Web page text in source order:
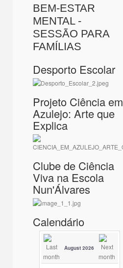
BEM-ESTAR
MENTAL -
SESSÃO PARA
FAMÍLIAS
Desporto Escolar
Projeto Ciência em
Azulejo: Arte que
Explica
Clube de Ciência
Viva na Escola
Nun'Álvares
Calendário
August 2026